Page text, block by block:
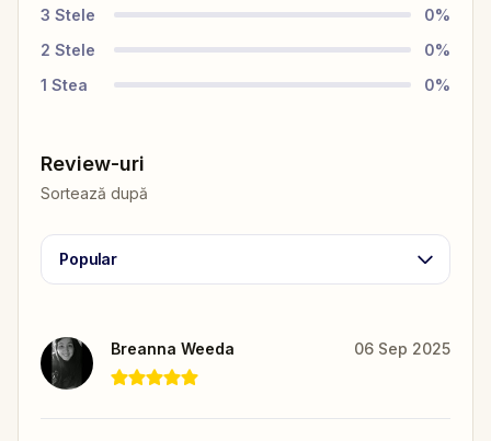
3 Stele 0%
2 Stele 0%
1 Stea 0%
Review-uri
Sortează după
Popular
Breanna Weeda 06 Sep 2025